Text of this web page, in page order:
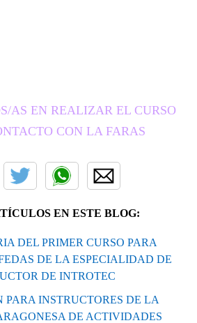
AS EN REALIZAR EL CURSO
CON LA FARAS
EN ESTE BLOG:
DEL PRIMER CURSO PARA
DE LA ESPECIALIDAD DE
DE INTROTEC
PARA INSTRUCTORES DE LA
DE ACTIVIDADES